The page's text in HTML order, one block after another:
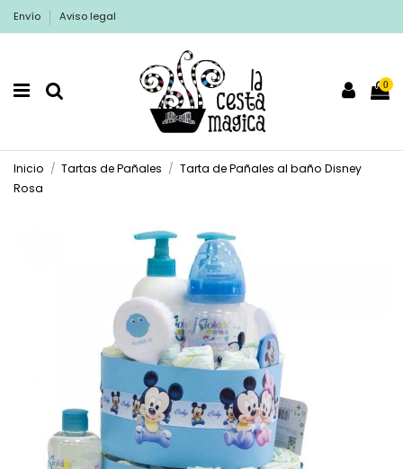
Envío Aviso legal
0
Inicio Tartas de Pañales
Tarta de Pañales al baño Disney
Rosa